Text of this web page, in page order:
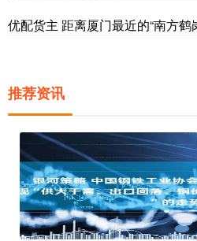
优配货主 距离厦门最近的“南方
推荐资讯